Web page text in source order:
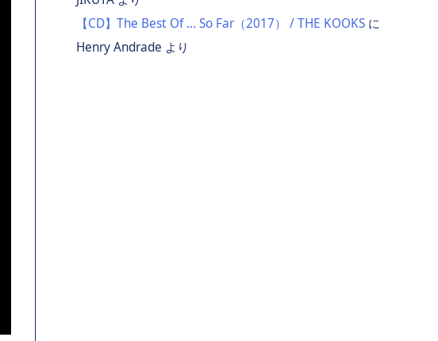
【CD】The Best Of … So Far（2017） / THE KOOKS に
Henry Andrade より